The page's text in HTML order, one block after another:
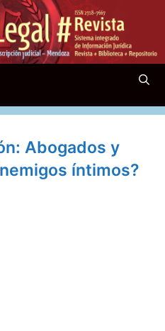
Abogados y
íntimos?